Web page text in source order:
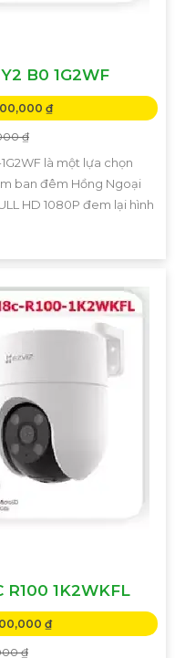
B0 1G2WF
₫
₫
là một lựa chọn
ban đêm Hồng Ngoại
HD 1080P đem lại hình
R100 1K2WKFL
₫
₫